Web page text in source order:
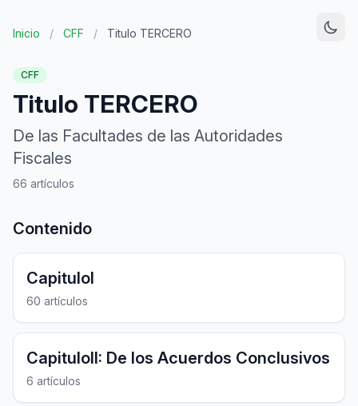
Inicio / CFF / Titulo TERCERO
CFF
Titulo TERCERO
De las Facultades de las Autoridades
Fiscales
66 artículos
Contenido
CapituloI
60 artículos
CapituloII: De los Acuerdos Conclusivos
6 artículos